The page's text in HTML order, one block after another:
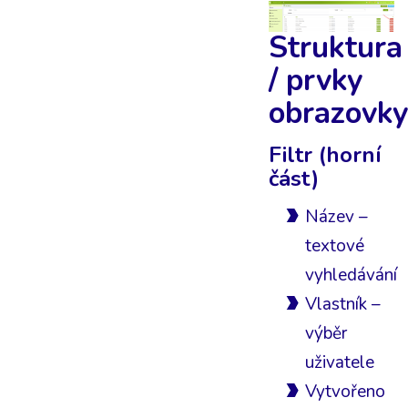
Struktura
/ prvky
obrazovky
Filtr (horní
část)
Název –
textové
vyhledávání
Vlastník –
výběr
uživatele
Vytvořeno